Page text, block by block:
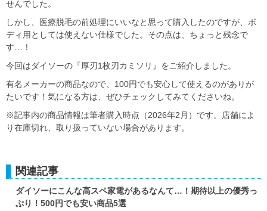
せんでした。
しかし、医療脱毛の前処理にいいなと思って購入したのですが、ボ
ディ用としては使えない仕様でした。その点は、ちょっと残念で
す…！
今回はダイソーの『厚刃1枚刃カミソリ』をご紹介しました。
有名メーカーの商品なので、100円でも安心して使えるのがありが
たいです！気になる方は、ぜひチェックしてみてくださいね。
※記事内の商品情報は筆者購入時点（2026年2月）です。店舗によ
り在庫切れ、取り扱っていない場合があります。
関連記事
ダイソーにこんな高スペ家電があるなんて…！期待以上の優秀っ
ぷり！500円でも安い商品5選